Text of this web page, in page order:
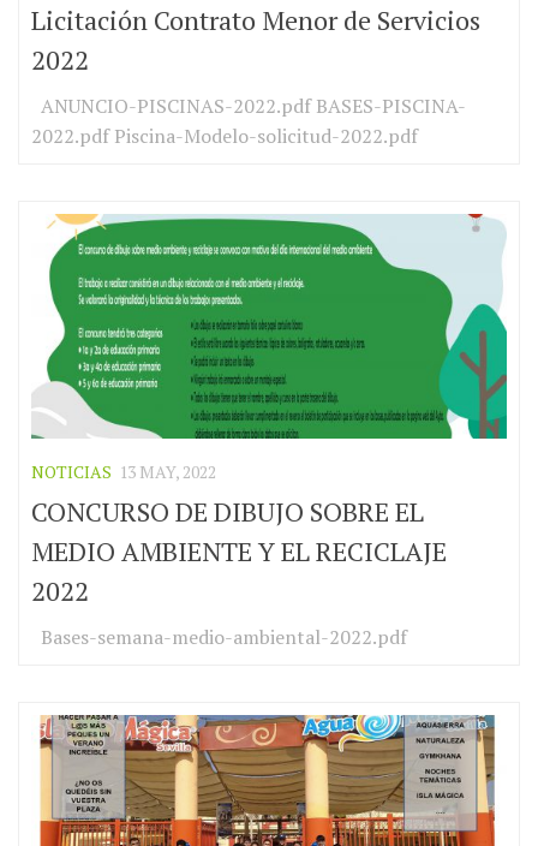
Licitación Contrato Menor de Servicios
2022
ANUNCIO-PISCINAS-2022.pdf BASES-PISCINA-
2022.pdf Piscina-Modelo-solicitud-2022.pdf
NOTICIAS 13 MAY, 2022
CONCURSO DE DIBUJO SOBRE EL
MEDIO AMBIENTE Y EL RECICLAJE
2022
Bases-semana-medio-ambiental-2022.pdf